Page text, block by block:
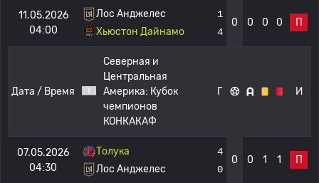
11.05.2026
04:00
Лос Анджелес
Хьюстон Дайнамо
1
4
0 0 0 0 П
Дата / Время
Северная и
Центральная
Америка: Кубок
чемпионов
КОНКАКАФ
Г И
07.05.2026
04:30
Толука
Лос Анджелес
4
0
0 0 1 1 П